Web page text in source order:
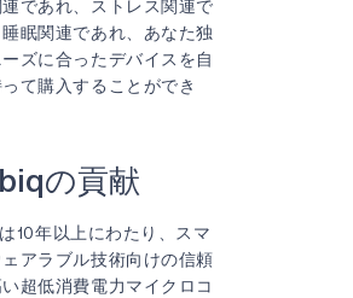
であれ、ストレス関連で
眠関連であれ、あなた独
ズに合ったデバイスを自
て購入することができ
の貢献
10年以上にわたり、スマ
アラブル技術向けの信頼
超低消費電力マイクロコ